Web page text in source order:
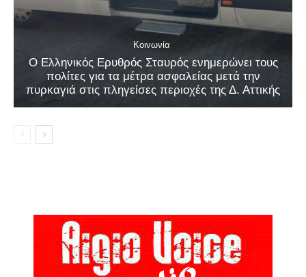
Κοινωνία
Ο Ελληνικός Ερυθρός Σταυρός ενημερώνει τους
πολίτες για τα μέτρα ασφαλείας μετά την
πυρκαγιά στις πληγείσες περιοχές της Δ. Αττικής